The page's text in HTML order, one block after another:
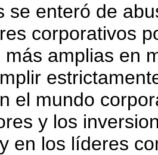
se enteró de
corporativos
amplias en
el mundo
y los
en los líderes